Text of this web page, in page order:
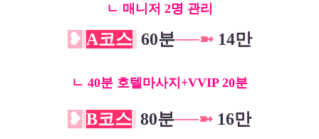
ㄴ 매니저 2명 관리
❥ A코스 60분──➼14만
ㄴ 40분 호텔마사지+VVIP 20분
❥ B코스 80분──➼ 16만